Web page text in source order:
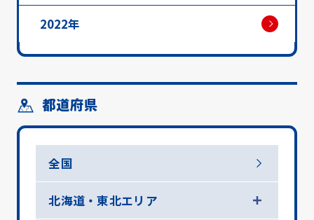
2022年
都道府県
全国
北海道・東北エリア